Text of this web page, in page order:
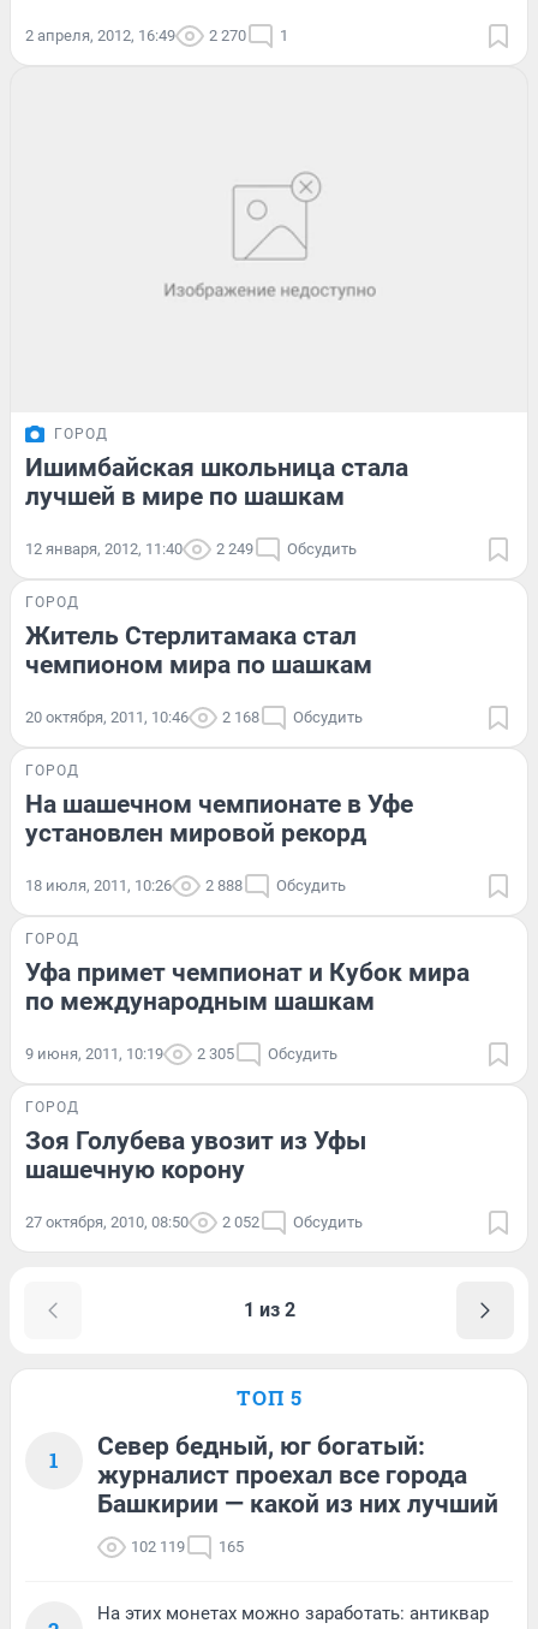
2 апреля, 2012, 16:49 2 270 1
ГОРОД
Ишимбайская школьница стала
лучшей в мире по шашкам
12 января, 2012, 11:40 2 249 Обсудить
ГОРОД
Житель Стерлитамака стал
чемпионом мира по шашкам
20 октября, 2011, 10:46 2 168 Обсудить
ГОРОД
На шашечном чемпионате в Уфе
установлен мировой рекорд
18 июля, 2011, 10:26 2 888 Обсудить
ГОРОД
Уфа примет чемпионат и Кубок мира
по международным шашкам
9 июня, 2011, 10:19 2 305 Обсудить
ГОРОД
Зоя Голубева увозит из Уфы
шашечную корону
27 октября, 2010, 08:50 2 052 Обсудить
1 из 2
ТОП 5
1
Север бедный, юг богатый:
журналист проехал все города
Башкирии — какой из них лучший
102 119 165
На этих монетах можно заработать: антиквар